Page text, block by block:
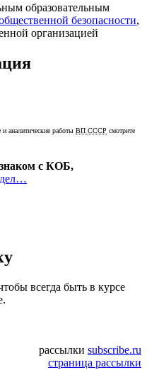
образовательным
безопасности,
организацией
аналитические работы ВП СССР смотрите
с КОБ,
дел…
всегда быть в курсе
рассылки subscribe.ru
страница рассылки